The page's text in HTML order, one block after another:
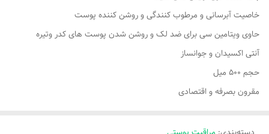
خاصیت آبرسانی و مرطوب کنندگی و روشن کننده پوست
حاوی ویتامین سی برای ضد لک و‌ روشن شدن پوست های کدر و‌تیره
آنتی اکسیدان و جوانساز
حجم ۵۰۰ میل
مقرون بصرفه و اقتصادی